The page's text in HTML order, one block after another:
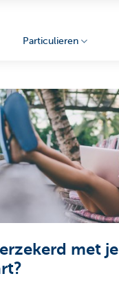
Particulieren
met je